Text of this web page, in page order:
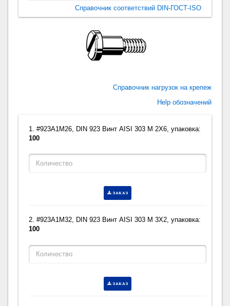
Справочник соответствий DIN-ГОСТ-ISO
Справочник нагрузок на крепеж
Help обозначений
1. #923A1M26, DIN 923 Винт AISI 303 M 2X6, упаковка:
100
ЗАКАЗ
2. #923A1M32, DIN 923 Винт AISI 303 M 3X2, упаковка:
100
ЗАКАЗ